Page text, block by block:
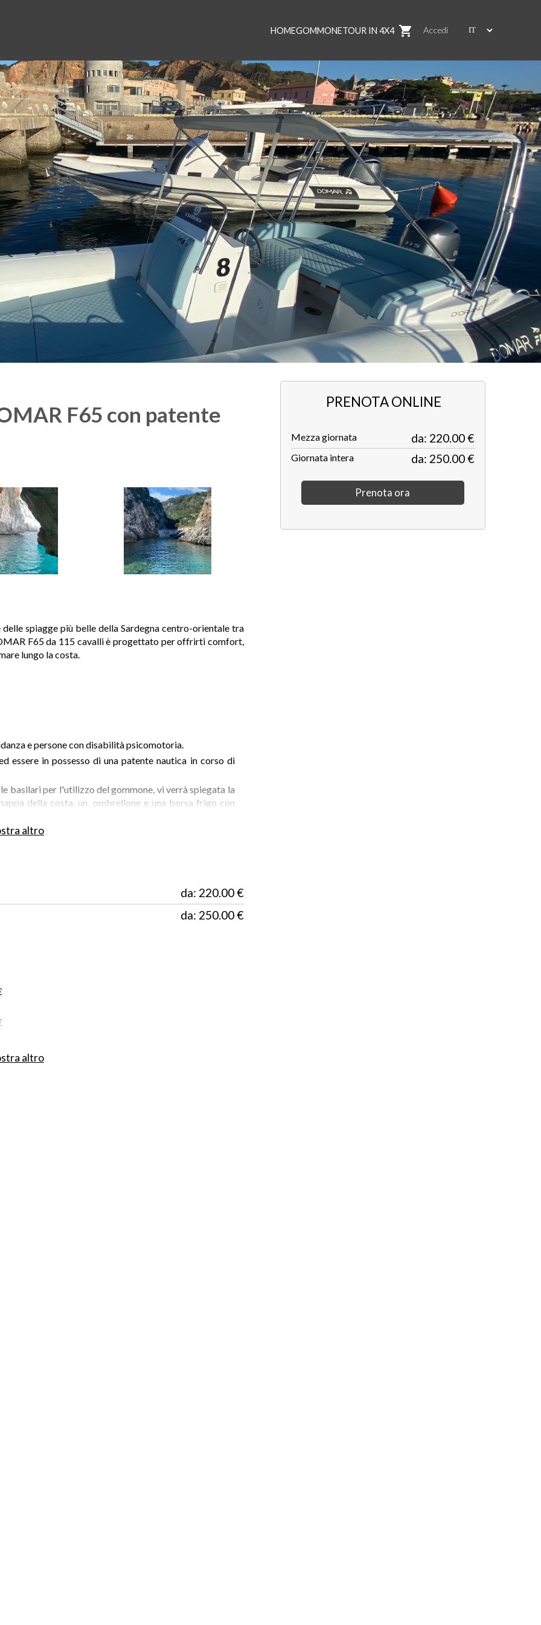
HOMEGOMMONETOUR IN 4X4 Accedi
shopping_cart
F65 con patente
spiagge più belle della Sardegna centro-orientale tra
F65 da 115 cavalli è progettato per offrirti comfort,
lungo la costa.
e persone con disabilità psicomotoria.
essere in possesso di una patente nautica in corso di
basilari per l'utilizzo del gommone, vi verrà spiegata la
della costa, un. ombrellone e una borsa frigo con
e può variare da 60 a 100 € circa in base all'itinerario
il rifornimento e il pagamento sarà da effettuare
attrezzature e bagagli.
altro
da: 220.00 €
da: 250.00 €
altro
PRENOTA ONLINE
Mezza giornata da: 220.00 €
Giornata intera da: 250.00 €
Prenota ora